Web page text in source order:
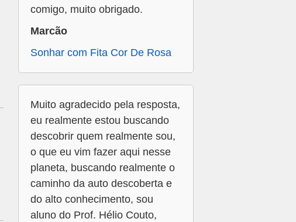
comigo, muito obrigado.
Marcão
Sonhar com Fita Cor De Rosa
Muito agradecido pela resposta,
eu realmente estou buscando
descobrir quem realmente sou,
o que eu vim fazer aqui nesse
planeta, buscando realmente o
caminho da auto descoberta e
do alto conhecimento, sou
aluno do Prof. Hélio Couto,